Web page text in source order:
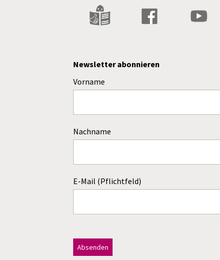
Newsletter abonnieren
Vorname
Nachname
E-Mail (Pflichtfeld)